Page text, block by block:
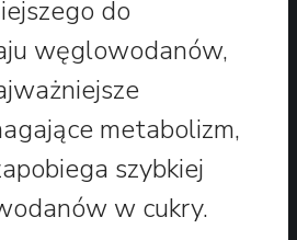
do
węglowodanów,
metabolizm,
szybkiej
w cukry.